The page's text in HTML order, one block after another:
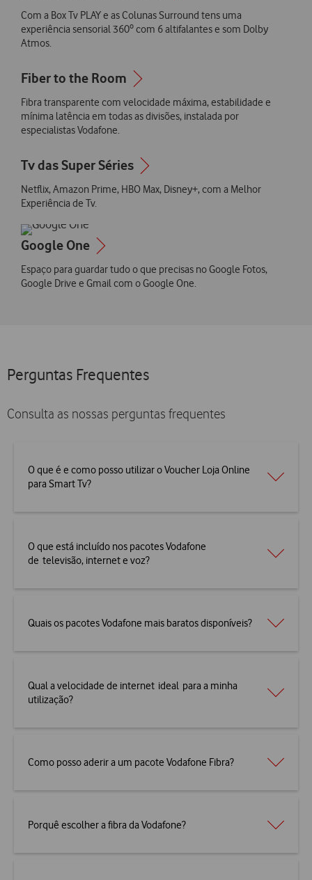
Com a Box Tv PLAY e as Colunas Surround tens uma
experiência sensorial 360º com 6 altifalantes e som Dolby
Atmos.
Fiber to the Room
Fibra transparente com velocidade máxima, estabilidade e
mínima latência em todas as divisões, instalada por
especialistas Vodafone.
Tv das Super Séries
Netflix, Amazon Prime, HBO Max, Disney+, com a Melhor
Experiência de Tv.
Google One
Espaço para guardar tudo o que precisas no Google Fotos,
Google Drive e Gmail com o Google One.
Perguntas Frequentes
Consulta as nossas perguntas frequentes
O que é e como posso utilizar o Voucher Loja Online
para Smart Tv?
O que está incluído nos pacotes Vodafone
de televisão, internet e voz?
Quais os pacotes Vodafone mais baratos disponíveis?
Qual a velocidade de internet ideal para a minha
utilização?
Como posso aderir a um pacote Vodafone Fibra?
Porquê escolher a fibra da Vodafone?